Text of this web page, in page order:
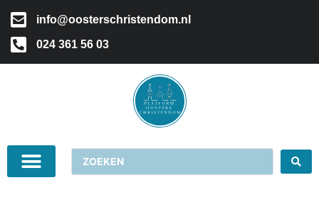
info@oosterschristendom.nl
024 361 56 03